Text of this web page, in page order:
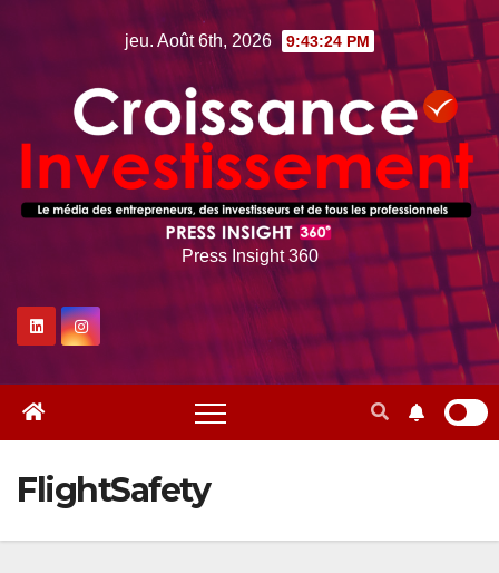
jeu. Août 6th, 2026 9:43:25 PM
Press Insight 360
FlightSafety